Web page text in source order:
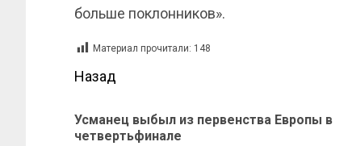
больше поклонников».
Материал прочитали: 148
Назад
Усманец выбыл из первенства Европы в
четвертьфинале